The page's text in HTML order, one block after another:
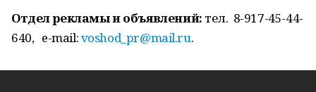
Отдел рекламы и объявлений: тел. 8-917-45-44-
640, e-mail:voshod_pr@mail.ru.